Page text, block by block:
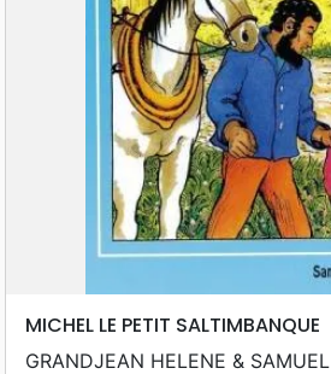
MICHEL LE PETIT SALTIMBANQUE
GRANDJEAN HELENE & SAMUEL